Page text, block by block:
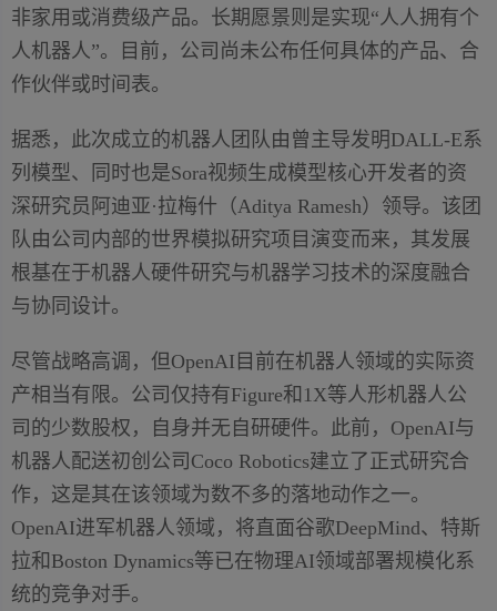
非家用或消费级产品。长期愿景则是实现“人人拥有个
人机器人”。目前，公司尚未公布任何具体的产品、合
作伙伴或时间表。
据悉，此次成立的机器人团队由曾主导发明DALL-E系
列模型、同时也是Sora视频生成模型核心开发者的资
深研究员阿迪亚·拉梅什（Aditya Ramesh）领导。该团
队由公司内部的世界模拟研究项目演变而来，其发展
根基在于机器人硬件研究与机器学习技术的深度融合
与协同设计。
尽管战略高调，但OpenAI目前在机器人领域的实际资
产相当有限。公司仅持有Figure和1X等人形机器人公
司的少数股权，自身并无自研硬件。此前，OpenAI与
机器人配送初创公司Coco Robotics建立了正式研究合
作，这是其在该领域为数不多的落地动作之一。
OpenAI进军机器人领域，将直面谷歌DeepMind、特斯
拉和Boston Dynamics等已在物理AI领域部署规模化系
统的竞争对手。